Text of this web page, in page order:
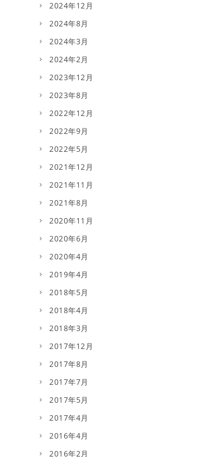
2024年12月
2024年8月
2024年3月
2024年2月
2023年12月
2023年8月
2022年12月
2022年9月
2022年5月
2021年12月
2021年11月
2021年8月
2020年11月
2020年6月
2020年4月
2019年4月
2018年5月
2018年4月
2018年3月
2017年12月
2017年8月
2017年7月
2017年5月
2017年4月
2016年4月
2016年2月